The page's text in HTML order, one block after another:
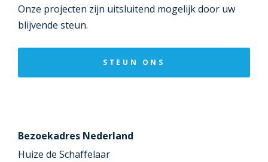
Onze projecten zijn uitsluitend mogelijk door uw
blijvende steun.
STEUN ONS
Bezoekadres Nederland
Huize de Schaffelaar